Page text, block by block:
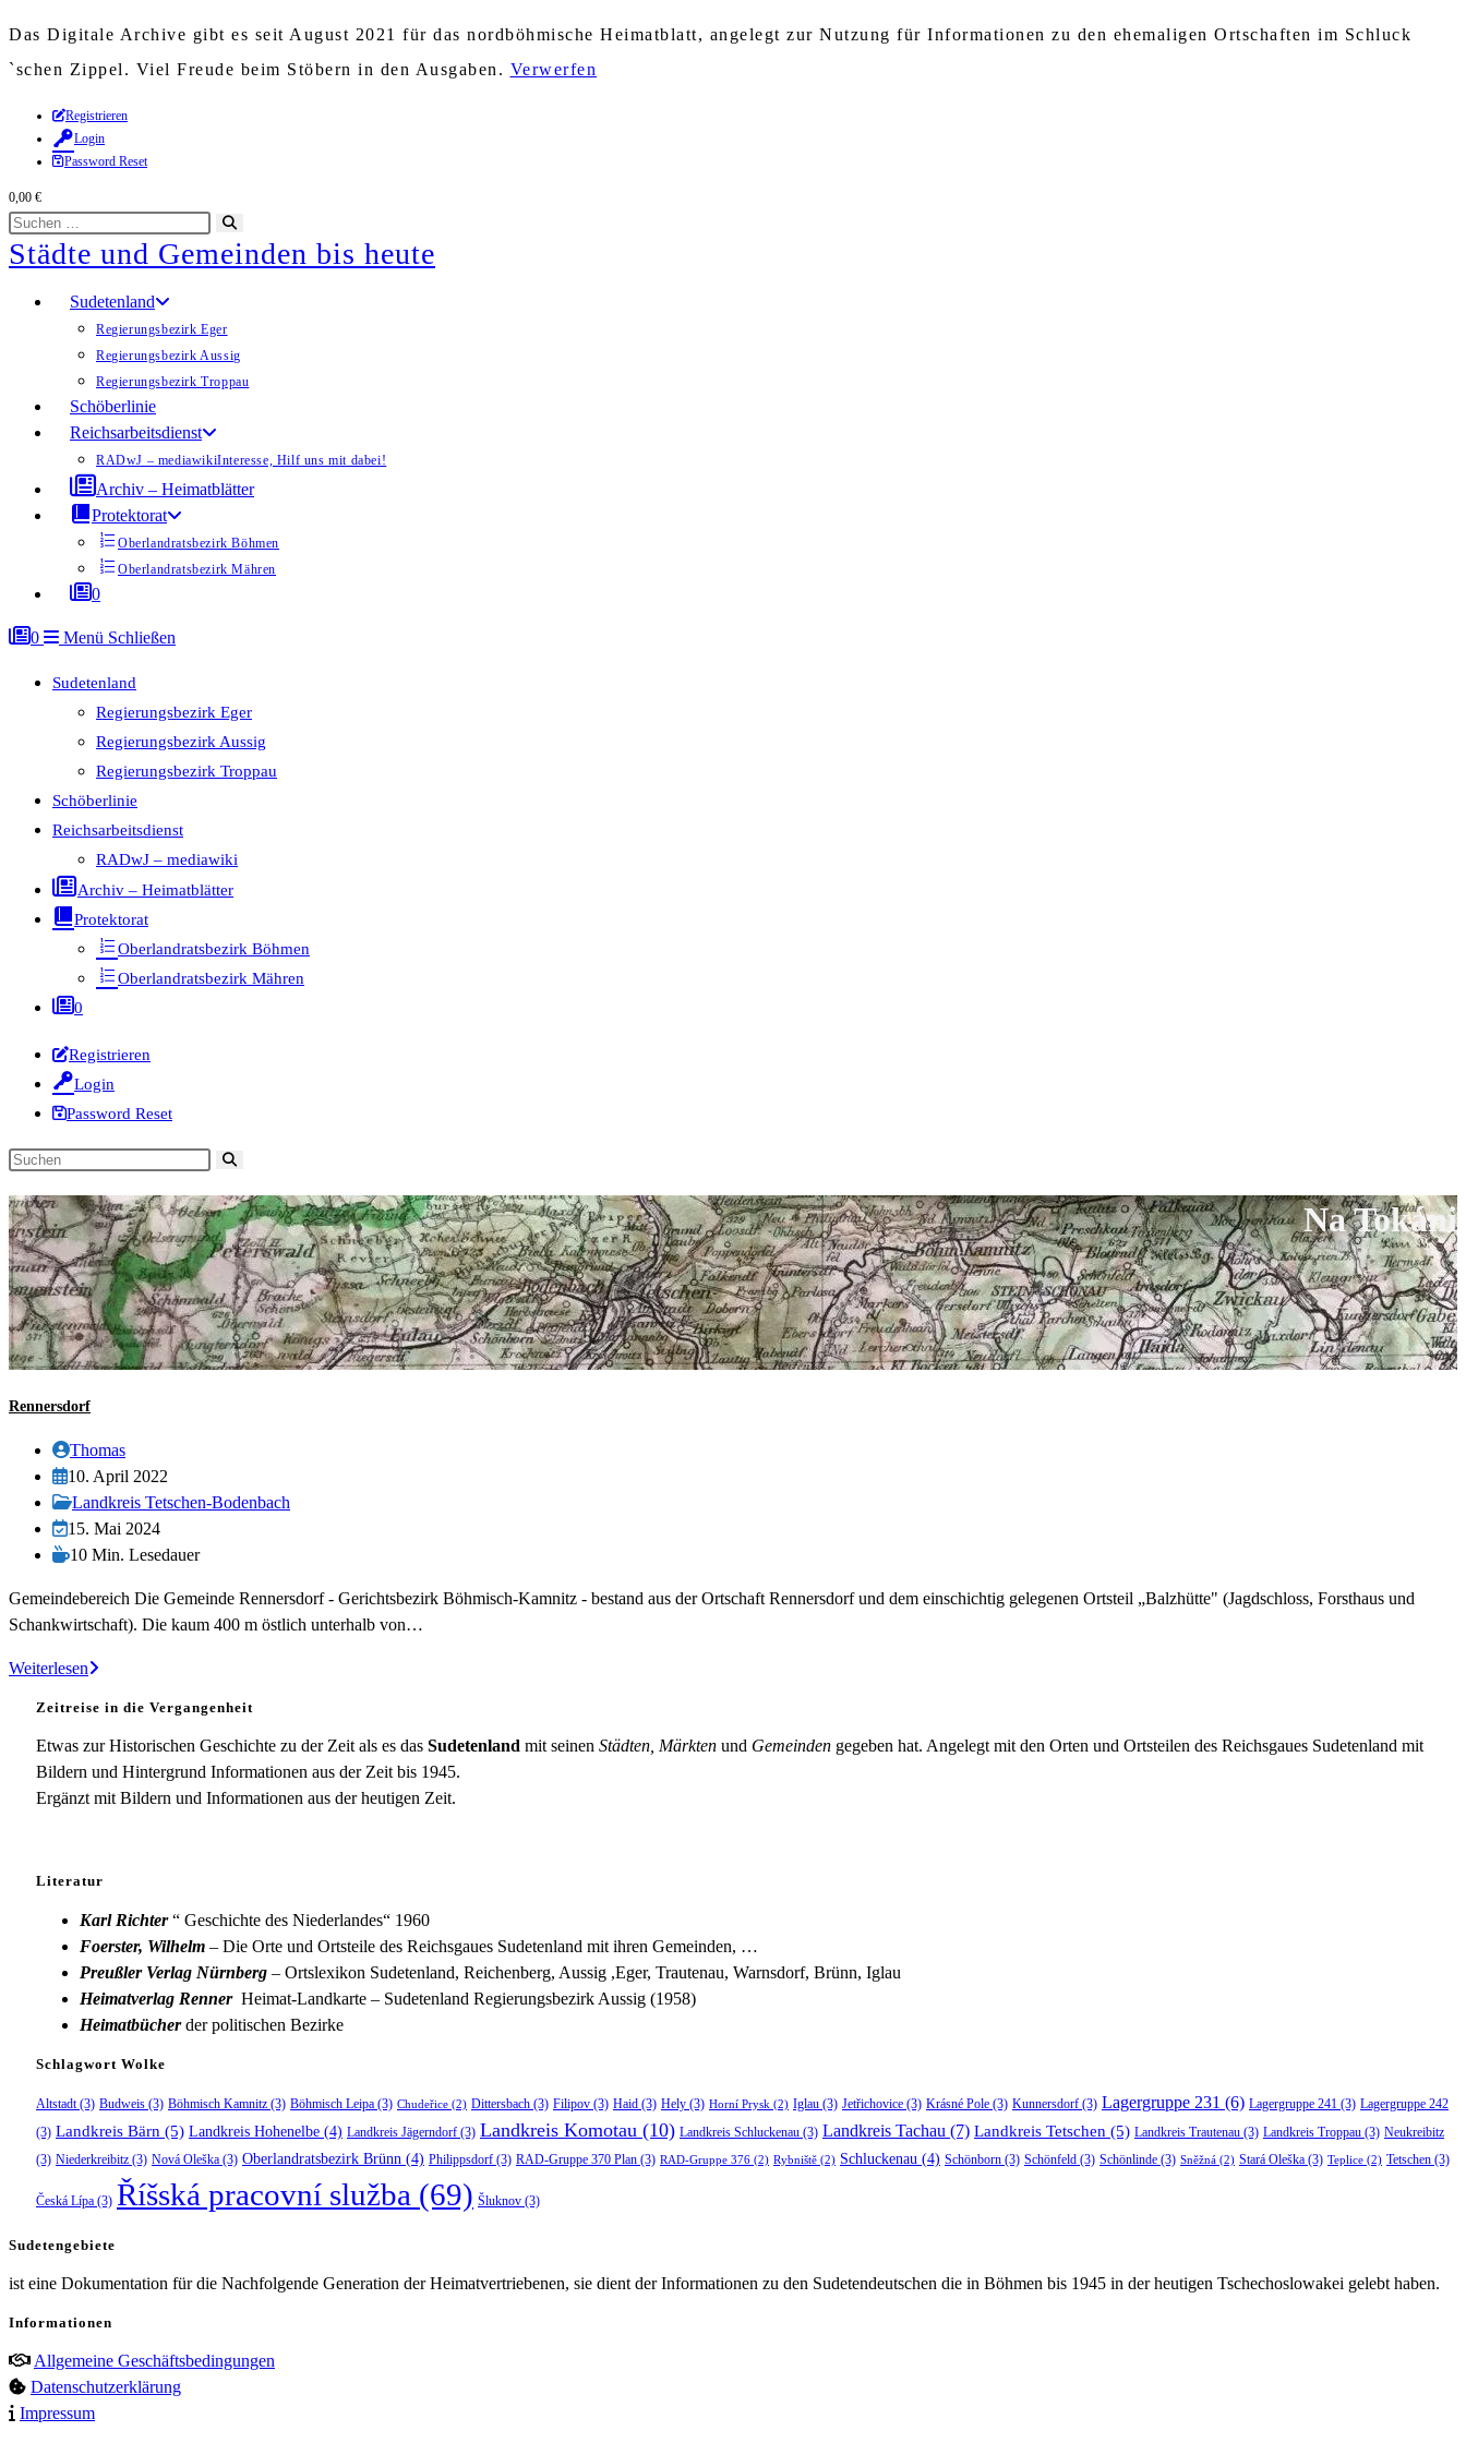
Das Digitale Archive gibt es seit August 2021 für das nordböhmische Heimatblatt, angelegt zur Nutzung für Informationen zu den ehemaligen Ortschaften im Schluck
`schen Zippel. Viel Freude beim Stöbern in den Ausgaben. Verwerfen
Zum
Inhalt
springen
Registrieren
Login
Password Reset
0,00 €
Diese
Website
durchsuchen
starten
Städte und Gemeinden bis heute
Sudetenland
Regierungsbezirk Eger
Regierungsbezirk Aussig
Regierungsbezirk Troppau
Schöberlinie
Reichsarbeitsdienst
RADwJ – mediawikiInteresse, Hilf uns mit dabei!
Archiv – Heimatblätter
Protektorat
Oberlandratsbezirk Böhmen
Oberlandratsbezirk Mähren
0
0 Menü Schließen
Sudetenland
Regierungsbezirk Eger
Regierungsbezirk Aussig
Regierungsbezirk Troppau
Schöberlinie
Reichsarbeitsdienst
RADwJ – mediawiki
Archiv – Heimatblätter
Protektorat
Oberlandratsbezirk Böhmen
Oberlandratsbezirk Mähren
0
Registrieren
Login
Password Reset
Diese
durchsuchen
Na Tokáni
Rennersdorf
Beitrags-
Autor:
Thomas
Beitrag
veröffentlicht:
10. April 2022
Beitrags-
Kategorie:
Landkreis Tetschen-Bodenbach
Beitrag
zuletzt
am:
15. Mai 2024
Lesedauer:
10 Min. Lesedauer
Gemeindebereich Die Gemeinde Rennersdorf - Gerichtsbezirk Böhmisch-Kamnitz - bestand aus der Ortschaft Rennersdorf und dem einschichtig gelegenen Ortsteil „Balzhütte" (Jagdschloss, Forsthaus und
Schankwirtschaft). Die kaum 400 m östlich unterhalb von…
WeiterlesenRennersdorf
Zeitreise in die Vergangenheit
Etwas zur Historischen Geschichte zu der Zeit als es das Sudetenland mit seinen Städten, Märkten und Gemeinden gegeben hat. Angelegt mit den Orten und Ortsteilen des Reichsgaues Sudetenland mit
Bildern und Hintergrund Informationen aus der Zeit bis 1945.
Ergänzt mit Bildern und Informationen aus der heutigen Zeit.
Literatur
Karl Richter“ Geschichte des Niederlandes“ 1960
Foerster, Wilhelm – Die Orte und Ortsteile des Reichsgaues Sudetenland mit ihren Gemeinden, …
Preußler Verlag Nürnberg – Ortslexikon Sudetenland, Reichenberg, Aussig ,Eger, Trautenau, Warnsdorf, Brünn, Iglau
Heimatverlag Renner Heimat-Landkarte – Sudetenland Regierungsbezirk Aussig (1958)
Heimatbücherder politischen Bezirke
Schlagwort Wolke
Altstadt(3) Budweis (3) Böhmisch Kamnitz (3) Böhmisch Leipa (3) Chudeřice (2) Dittersbach (3) Filipov (3) Haid (3) Hely (3) Horní Prysk (2) Iglau (3) Jetřichovice (3) Krásné Pole (3) Kunnersdorf (3) Lagergruppe 231 (6) Lagergruppe 241 (3) Lagergruppe 242
(3) Landkreis Bärn (5) Landkreis Hohenelbe (4) Landkreis Jägerndorf (3) Landkreis Komotau (10) Landkreis Schluckenau (3) Landkreis Tachau (7) Landkreis Tetschen (5) Landkreis Trautenau (3) Landkreis Troppau (3) Neukreibitz
(3) Niederkreibitz (3) Nová Oleška (3) Oberlandratsbezirk Brünn (4) Philippsdorf (3) RAD-Gruppe 370 Plan (3) RAD-Gruppe 376 (2) Rybniště (2) Schluckenau (4) Schönborn (3) Schönfeld (3) Schönlinde (3) Sněžná (2) Stará Oleška (3) Teplice (2) Tetschen (3)
Česká Lípa (3) Říšská pracovní služba (69) Šluknov (3)
Sudetengebiete
ist eine Dokumentation für die Nachfolgende Generation der Heimatvertriebenen, sie dient der Informationen zu den Sudetendeutschen die in Böhmen bis 1945 in der heutigen Tschechoslowakei gelebt haben.
Informationen
Allgemeine Geschäftsbedingungen
Datenschutzerklärung
Impressum